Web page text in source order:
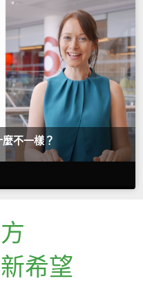
不一樣？
希望